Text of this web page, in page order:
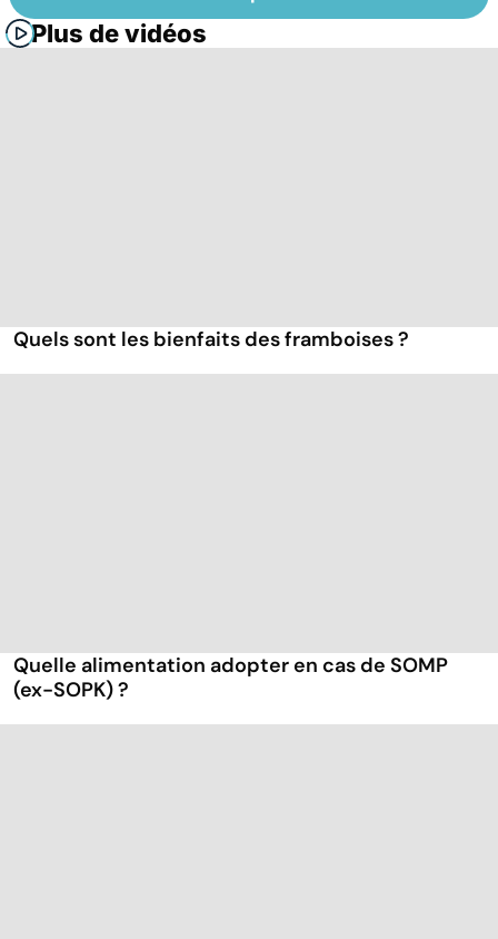
Plus de vidéos
Quels sont les bienfaits des framboises ?
Quelle alimentation adopter en cas de SOMP
(ex-SOPK) ?